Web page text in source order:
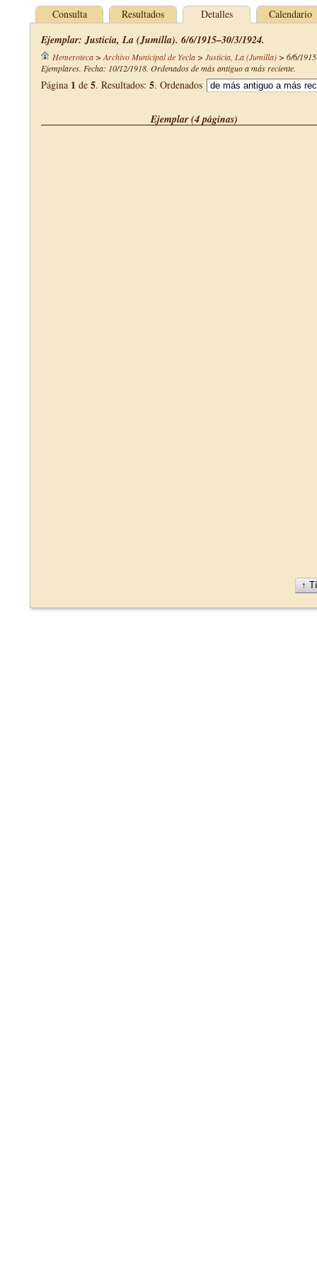
Consulta Resultados Detalles Calendario
Ejemplar: Justicia, La (Jumilla). 6/6/1915–30/3/1924.
Hemeroteca> Archivo Municipal de Yecla> Justicia, La (Jumilla)> 6/6/
Ejemplares. Fecha: 10/12/1918. Ordenados de más antiguo a más reciente.
Página 1 de 5. Resultados: 5. Ordenados
Ejemplar (4 páginas)